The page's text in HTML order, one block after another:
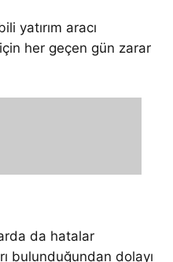
yatırım aracı
her geçen gün zarar
da hatalar
bulunduğundan dolayı